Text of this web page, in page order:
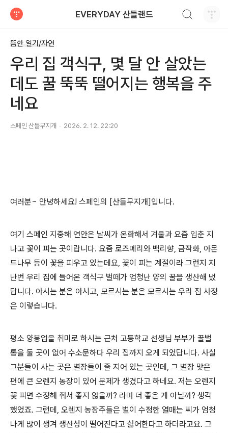
EVERYDAY 산들랜드
뜸한 일기/자연
우리 집 객식구, 몇 달 안 살았는
데도 꿀 뚝뚝 떨어지는 행복을 주
네요
스페인 산들무지개 2026. 2. 12. 22:20
여러분~ 안녕하세요! 스페인의 [산들무지개]입니다.
여기 스페인 지중해 연안은 날씨가 온화해서 겨울과 요즘 입춘 지
나고 꽃이 피는 곳이랍니다. 요즘 로즈메리와 백리향, 금작화, 아몬
드나무 등이 꽃을 피우고 있는데요, 꽃이 피는 계절이라 그런지 지
난번 우리 집에 들어온 객식구 벌떼가 엄청난 양의 꿀을 생산해 냈
답니다. 아시는 분은 아시고, 모르시는 분은 모르시는 우리 집 사정
은 이렇습니다.
평소 양봉업을 취미로 하시는 근처 고등학교 선생님 부부가 꿀벌
통을 둘 곳이 없어 수소문하다 우리 집까지 오게 되었답니다. 사실
그분들이 사는 곳은 별장들이 줄 지어 있는 곳인데, 그 별장 맞은
편에 큰 오렌지 농장이 있어 문제가 생겼다고 하네요. 저는 오렌지
꽃 피면 수정해 줘서 좋지 않을까? 라며 더 좋은 게 아닐까? 생각
했었죠. 그런데, 오렌지 농장주들은 벌이 수정한 열매는 씨가 엄청
나게 많이 생겨 생산성이 떨어진다고 싫어한다고 하더라고요. 그